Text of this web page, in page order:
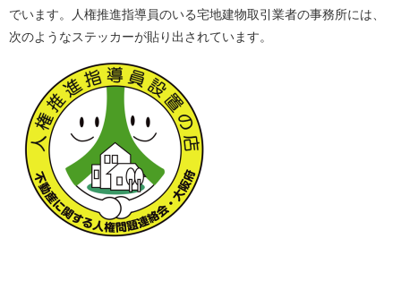
でいます。人権推進指導員のいる宅地建物取引業者の事務所には、
次のようなステッカーが貼り出されています。